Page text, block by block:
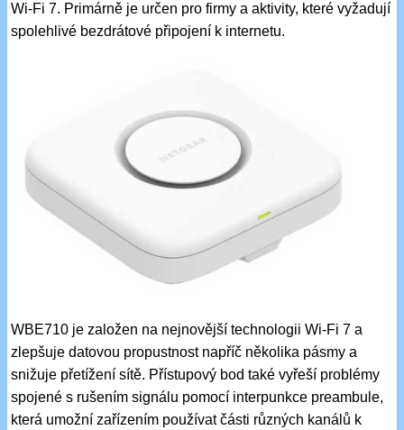
Wi-Fi 7. Primárně je určen pro firmy a aktivity, které vyžadují
spolehlivé bezdrátové připojení k internetu.
WBE710 je založen na nejnovější technologii Wi-Fi 7 a
zlepšuje datovou propustnost napříč několika pásmy a
snižuje přetížení sítě. Přístupový bod také vyřeší problémy
spojené s rušením signálu pomocí interpunkce preambule,
která umožní zařízením používat části různých kanálů k